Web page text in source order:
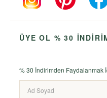
ÜYE OL % 30
% 30 İndirimden Faydalanmak